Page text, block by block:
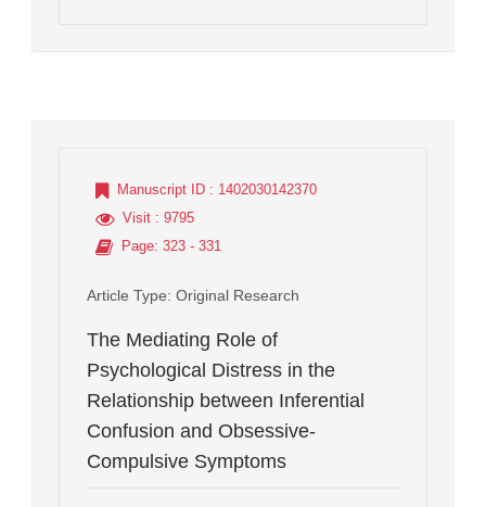
Manuscript ID : 1402030142370
Visit : 9795
Page: 323 - 331
Article Type: Original Research
The Mediating Role of
Psychological Distress in the
Relationship between Inferential
Confusion and Obsessive-
Compulsive Symptoms